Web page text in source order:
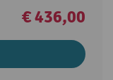
€ 436,00